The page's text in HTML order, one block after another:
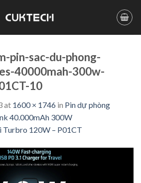
pin-sac-du-phong-
40000mah-300w-
10
at 1600 × 1746 in Pin dự phòng
40.000mAh 300W
120W – P01CT